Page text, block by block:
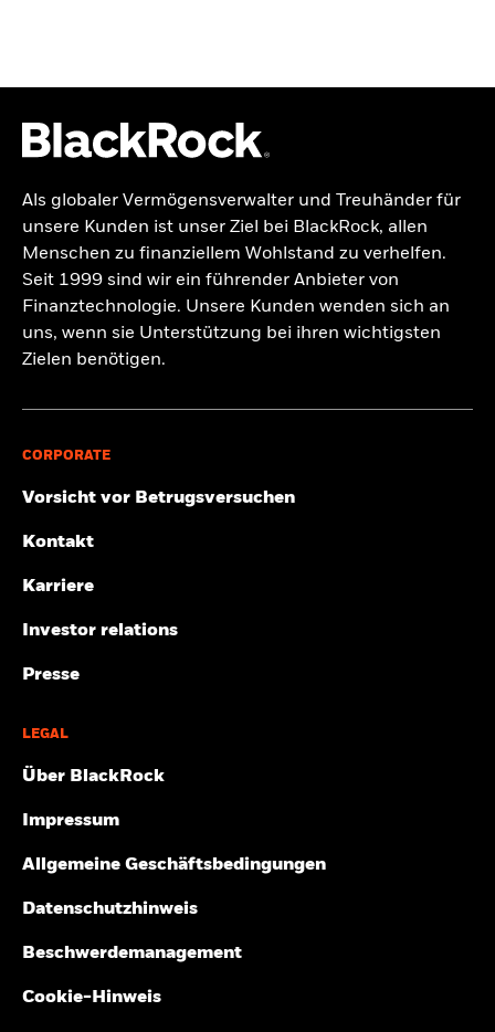
Als globaler Vermögensverwalter und Treuhänder für
unsere Kunden ist unser Ziel bei BlackRock, allen
Menschen zu finanziellem Wohlstand zu verhelfen.
Seit 1999 sind wir ein führender Anbieter von
Finanztechnologie. Unsere Kunden wenden sich an
uns, wenn sie Unterstützung bei ihren wichtigsten
Zielen benötigen.
CORPORATE
Vorsicht vor Betrugsversuchen
Kontakt
Karriere
Investor relations
Presse
LEGAL
Über BlackRock
Impressum
Allgemeine Geschäftsbedingungen
Datenschutzhinweis
Beschwerdemanagement
Cookie-Hinweis